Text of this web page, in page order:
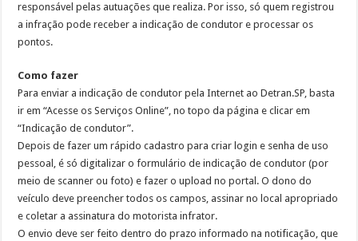
responsável pelas autuações que realiza. Por isso, só quem registrou
a infração pode receber a indicação de condutor e processar os
pontos.
Como fazer
Para enviar a indicação de condutor pela Internet ao Detran.SP, basta
ir em “Acesse os Serviços Online”, no topo da página e clicar em
“Indicação de condutor”.
Depois de fazer um rápido cadastro para criar login e senha de uso
pessoal, é só digitalizar o formulário de indicação de condutor (por
meio de scanner ou foto) e fazer o upload no portal. O dono do
veículo deve preencher todos os campos, assinar no local apropriado
e coletar a assinatura do motorista infrator.
O envio deve ser feito dentro do prazo informado na notificação, que